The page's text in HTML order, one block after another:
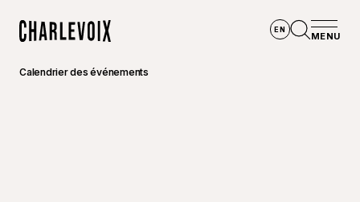
EN
MENU
Calendrier des événements